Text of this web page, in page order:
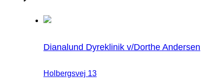
Dianalund Dyreklinik v/Dorthe Andersen
Holbergsvej 13